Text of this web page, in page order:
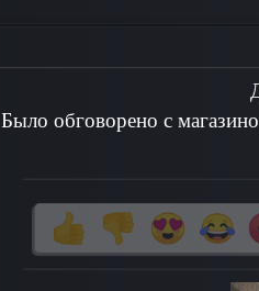
Было обговорено с